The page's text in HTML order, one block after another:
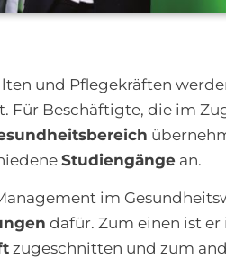
und Pflegekräften
Für Beschäftigte, die im
Studiengängean.
im
dafür. Zum einen ist
zugeschnitten und zum